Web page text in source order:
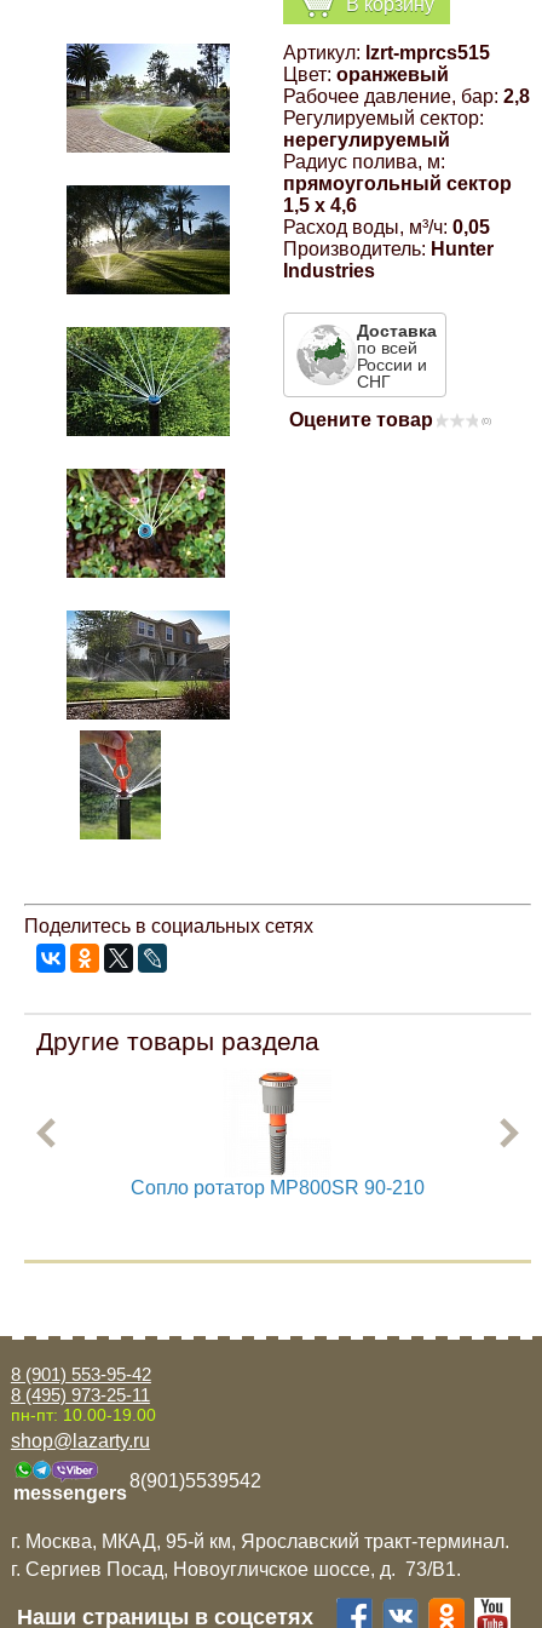
Артикул: lzrt-mprcs515
Цвет: оранжевый
Рабочее давление, бар: 2,8
Регулируемый сектор:
нерегулируемый
Радиус полива, м:
прямоугольный сектор
1,5 х 4,6
Расход воды, м³/ч: 0,05
Производитель: Hunter
Industries
Доставка
по всей
России и
СНГ
Оцените товар (0)
Поделитесь в социальных сетях
Другие товары раздела
Сопло ротатор MP800SR 90-210
8 (901) 553-95-42
8 (495) 973-25-11
пн-пт: 10.00-19.00
shop@lazarty.ru
messengers
8(901)5539542
г. Москва, МКАД, 95-й км, Ярославский тракт-терминал.
г. Сергиев Посад, Новоугличское шоссе, д. 73/B1.
Наши страницы в соцсетях
Компрессионные фитинги Poliext
Hyundai
Lexus
Mazda
Mercedes-Benz
Mitsubishi
Renault
Volkswagen
УАЗ
Дополнительные товары
Флуоресцентные краски
Шпатлевки, штукатурки
Эмали универсальные акриловые
Грунтовки, защитные лаки
Магнитные панели на холодильник